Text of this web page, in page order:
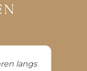
langs